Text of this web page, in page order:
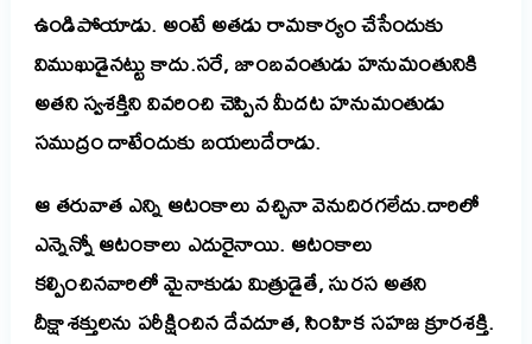
ఉండిపోయాడు. అంటే అతడు రామకార్యం చేసేందుకు
విముఖుడైనట్టు కాదు.సరే, జాంబవంతుడు హనుమంతునికి
అతని స్వశక్తిని వివరించి చెప్పిన మీదట హనుమంతుడు
సముద్రం దాటేందుకు బయలుదేరాడు.
ఆ తరువాత ఎన్ని ఆటంకాలు వచ్చినా వెనుదిరగలేదు.దారిలో
ఎన్నెన్నో ఆటంకాలు ఎదురైనాయి. ఆటంకాలు
కల్పించినవారిలో మైనాకుడు మిత్రుడైతే, సురస అతని
దీక్షాశక్తులను పరీక్షించిన దేవదూత, సింహిక సహజ క్రూరశక్తి.